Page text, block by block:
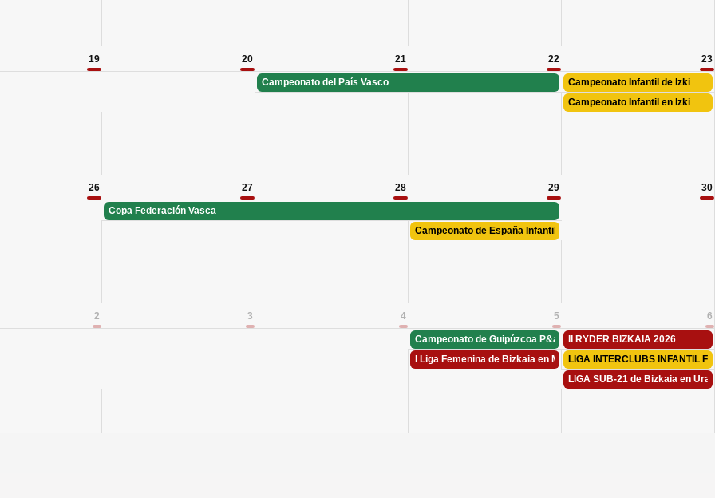
19 20 21 22 23
Campeonato del País Vasco
Campeonato Infantil de Izki
Campeonato Infantil en Izki
26 27 28 29 30
Copa Federación Vasca
Campeonato de España Infantil Interclubs en Lauro Golf
2 3 4 5 6
Campeonato de Guipúzcoa P&amp;P en Irelore
II RYDER BIZKAIA 2026
I Liga Femenina de Bizkaia en MeaztegiLIGA INTERCLUBS INFANTIL
LIGA SUB-21 de Bizkaia en